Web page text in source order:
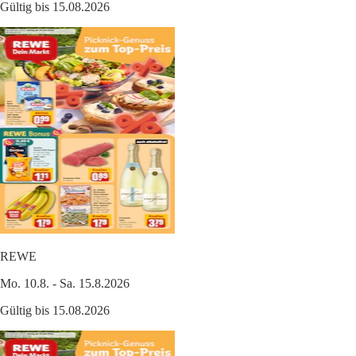
Gültig bis 15.08.2026
REWE
Mo. 10.8. - Sa. 15.8.2026
Gültig bis 15.08.2026